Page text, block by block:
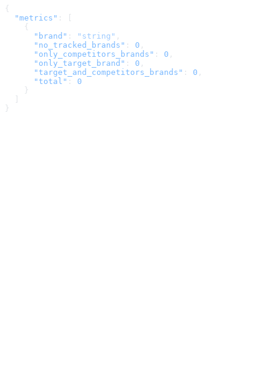
{
  "metrics"
: [
    {
      "brand"
: "string" ,
      "no_tracked_brands"
: 0 ,
      "only_competitors_brands"
: 0 ,
      "only_target_brand"
: 0 ,
      "target_and_competitors_brands"
: 0 ,
      "total"
: 0
    }
}